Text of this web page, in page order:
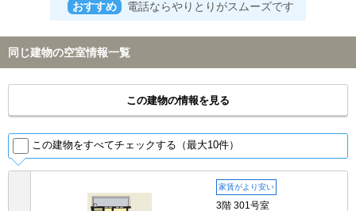
おすすめ 電話ならやりとりがスムーズです
同じ建物の空室情報一覧
この建物の情報を見る
この建物をすべてチェックする（最大10件）
家賃がより安い
3階 301号室